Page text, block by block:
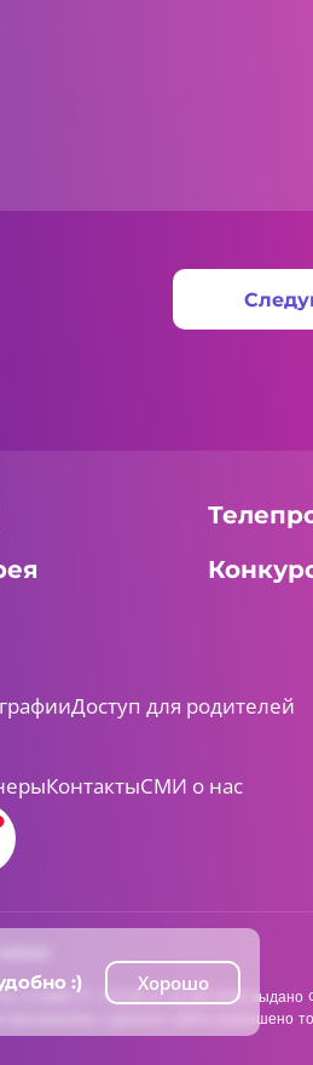
Доступ для родителей
КонтактыСМИ о нас
Л №ФС77-73138 от 22.06.2018 выдано
с данного сайта разрешено
:) Хорошо